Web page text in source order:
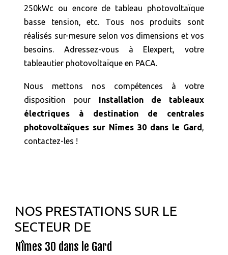
250kWc ou encore de tableau photovoltaïque
basse tension, etc. Tous nos produits sont
réalisés sur-mesure selon vos dimensions et vos
besoins. Adressez-vous à Elexpert, votre
tableautier photovoltaïque en PACA.
Nous mettons nos compétences à votre
disposition pour Installation de tableaux
électriques à destination de centrales
photovoltaïques sur Nîmes 30 dans le Gard,
contactez-les !
NOS PRESTATIONS SUR LE
SECTEUR DE
Nîmes 30 dans le Gard